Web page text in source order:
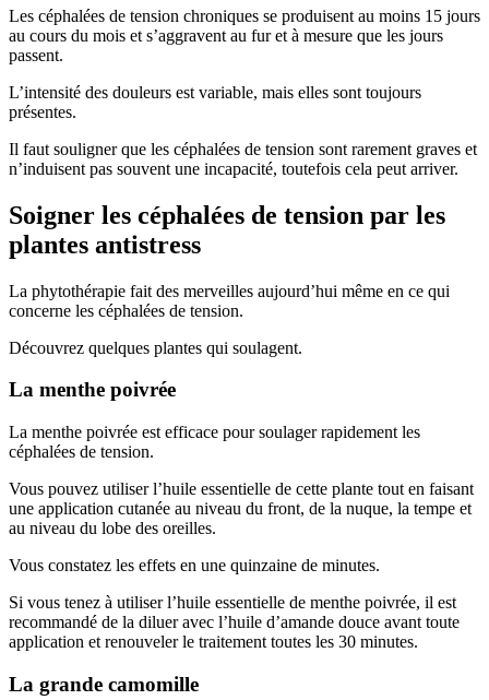
Les céphalées de tension chroniques se produisent au moins 15 jours
au cours du mois et s’aggravent au fur et à mesure que les jours
passent.
L’intensité des douleurs est variable, mais elles sont toujours
présentes.
Il faut souligner que les céphalées de tension sont rarement graves et
n’induisent pas souvent une incapacité, toutefois cela peut arriver.
Soigner les céphalées de tension par les
plantes antistress
La phytothérapie fait des merveilles aujourd’hui même en ce qui
concerne les céphalées de tension.
Découvrez quelques plantes qui soulagent.
La menthe poivrée
La menthe poivrée est efficace pour soulager rapidement les
céphalées de tension.
Vous pouvez utiliser l’huile essentielle de cette plante tout en faisant
une application cutanée au niveau du front, de la nuque, la tempe et
au niveau du lobe des oreilles.
Vous constatez les effets en une quinzaine de minutes.
Si vous tenez à utiliser l’huile essentielle de menthe poivrée, il est
recommandé de la diluer avec l’huile d’amande douce avant toute
application et renouveler le traitement toutes les 30 minutes.
La grande camomille